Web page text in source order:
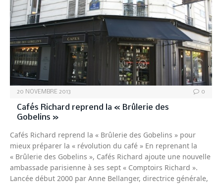
20 NOVEMBRE 2013 0
Cafés Richard reprend la « Brûlerie des
Gobelins »
Cafés Richard reprend la « Brûlerie des Gobelins » pour
mieux préparer la « révolution du café » En reprenant la
« Brûlerie des Gobelins », Cafés Richard ajoute une nouvelle
ambassade parisienne à ses sept « Comptoirs Richard ».
Lancée début 2000 par Anne Bellanger, directrice générale,